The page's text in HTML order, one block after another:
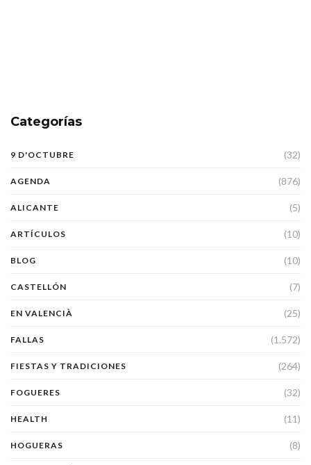
Categorías
9 D'OCTUBRE (32)
AGENDA (876)
ALICANTE (5)
ARTÍCULOS (10)
BLOG (10)
CASTELLÓN (7)
EN VALENCIÀ (25)
FALLAS (1.572)
FIESTAS Y TRADICIONES (264)
FOGUERES (32)
HEALTH (11)
HOGUERAS (8)